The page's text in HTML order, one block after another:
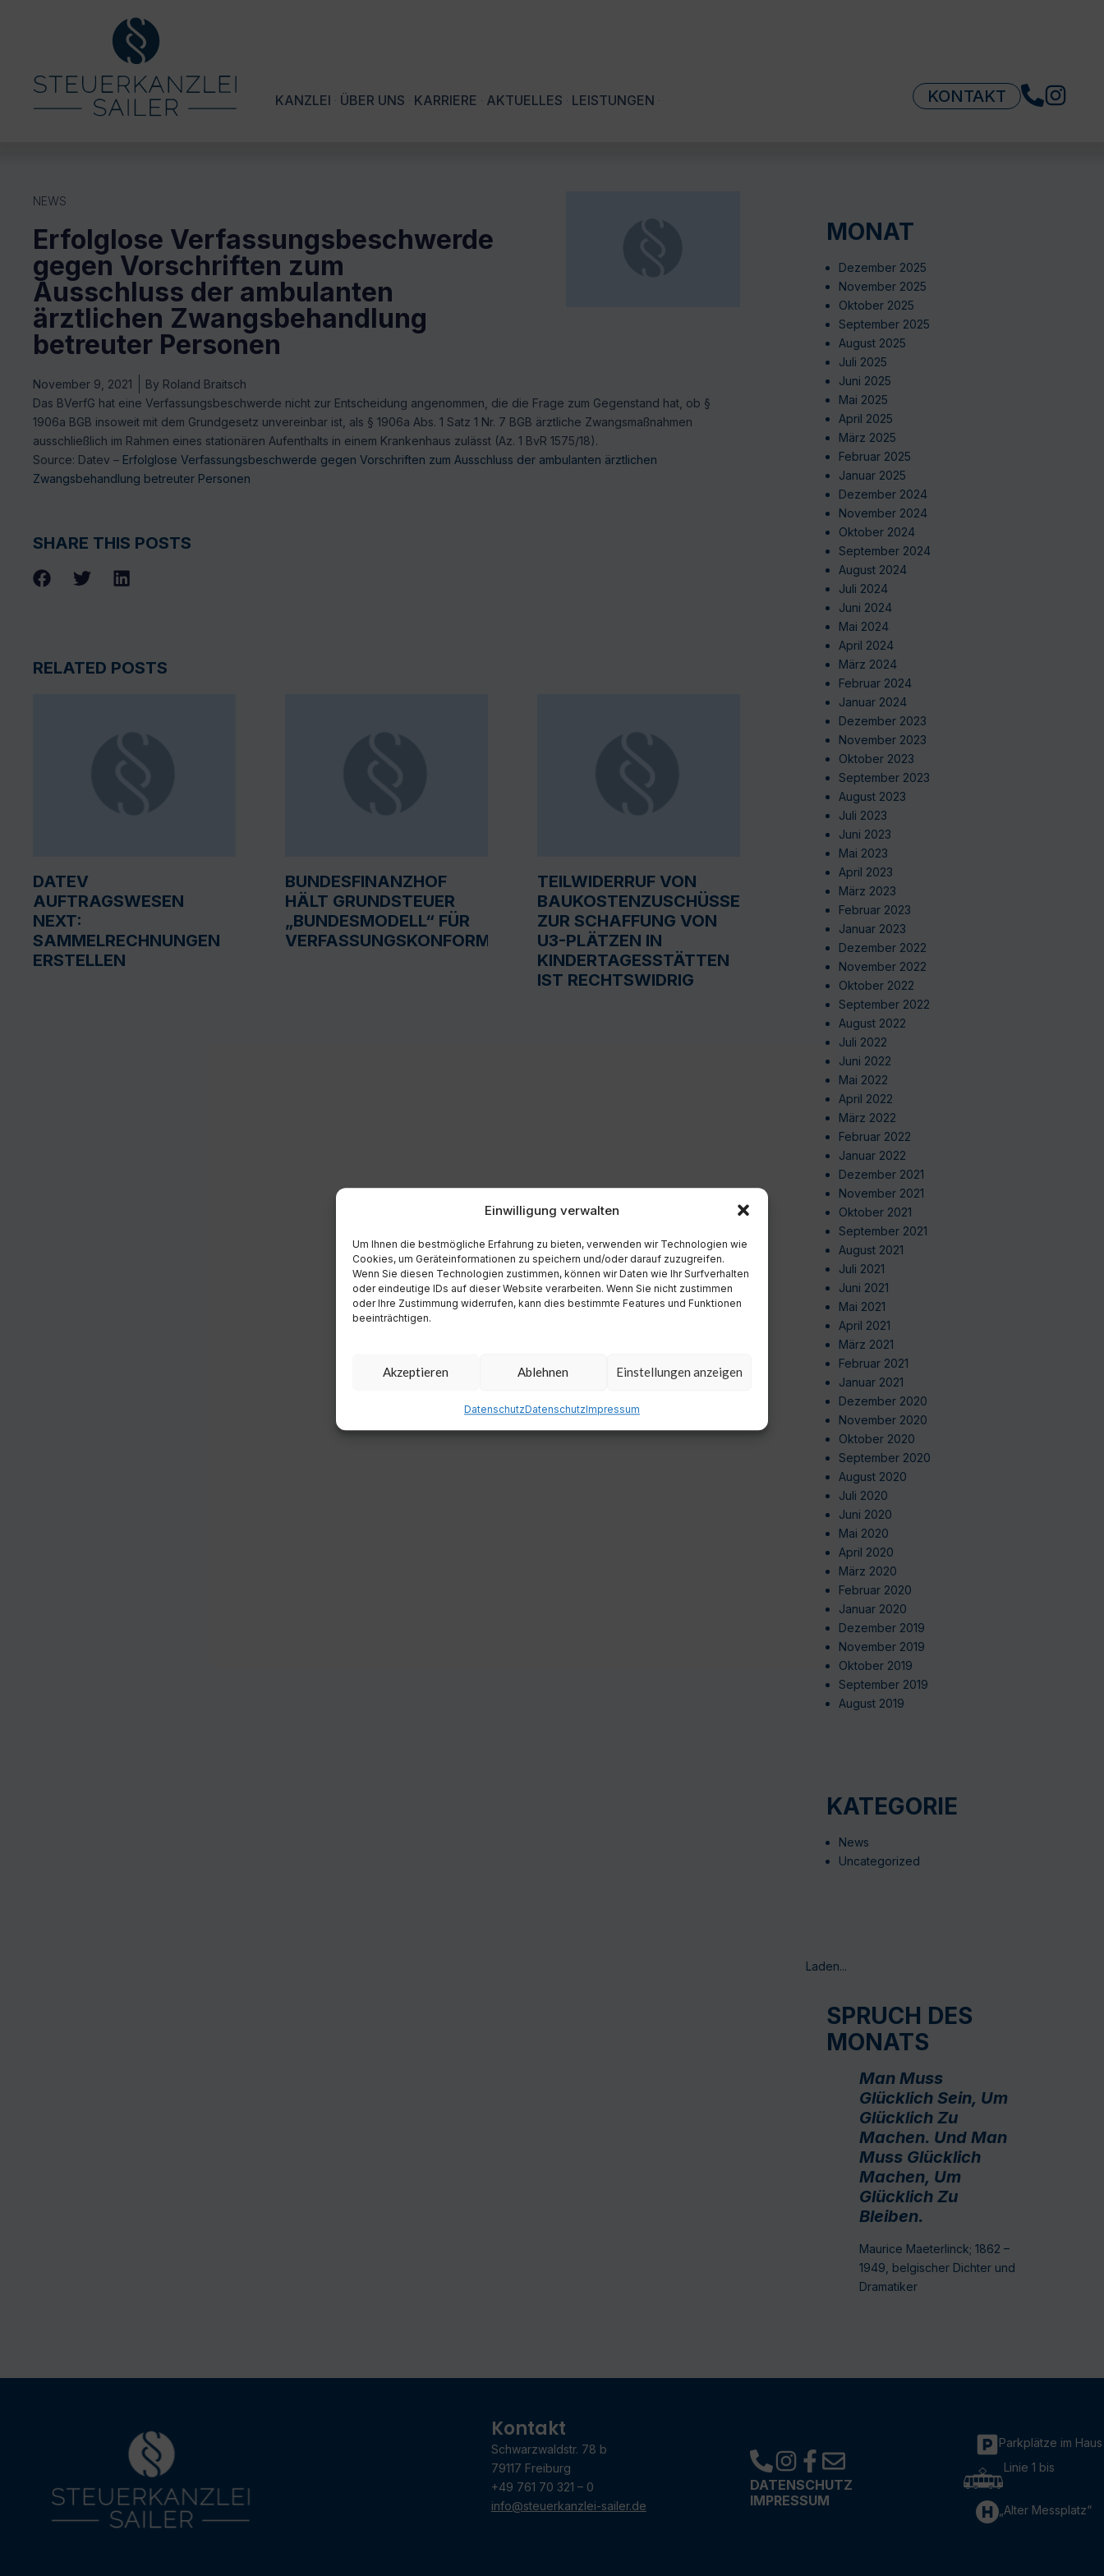
Einwilligung verwalten
Um Ihnen die bestmögliche Erfahrung zu bieten, verwenden wir Technologien wie
Cookies, um Geräteinformationen zu speichern und/oder darauf zuzugreifen.
Wenn Sie diesen Technologien zustimmen, können wir Daten wie Ihr Surfverhalten
oder eindeutige IDs auf dieser Website verarbeiten. Wenn Sie nicht zustimmen
oder Ihre Zustimmung widerrufen, kann dies bestimmte Features und Funktionen
beeinträchtigen.
Akzeptieren Ablehnen Einstellungen anzeigen
DatenschutzDatenschutzImpressum
KANZLEI ÜBER UNS KARRIERE AKTUELLES LEISTUNGEN KONTAKT
NEWS
Erfolglose Verfassungsbeschwerde
gegen Vorschriften zum
Ausschluss der ambulanten
ärztlichen Zwangsbehandlung
betreuter Personen
November 9, 2021 By Roland Braitsch
Das BVerfG hat eine Verfassungsbeschwerde nicht zur Entscheidung angenommen, die die Frage zum Gegenstand hat, ob §
1906a BGB insoweit mit dem Grundgesetz unvereinbar ist, als § 1906a Abs. 1 Satz 1 Nr. 7 BGB ärztliche Zwangsmaßnahmen
ausschließlich im Rahmen eines stationären Aufenthalts in einem Krankenhaus zulässt (Az. 1 BvR 1575/18).
Source: Datev – Erfolglose Verfassungsbeschwerde gegen Vorschriften zum Ausschluss der ambulanten ärztlichen
Zwangsbehandlung betreuter Personen
SHARE THIS POSTS
RELATED POSTS
DATEV
AUFTRAGSWESEN
NEXT:
SAMMELRECHNUNGEN
ERSTELLEN
BUNDESFINANZHOF
HÄLT GRUNDSTEUER
„BUNDESMODELL“ FÜR
VERFASSUNGSKONFORM
TEILWIDERRUF VON
BAUKOSTENZUSCHÜSSEN
ZUR SCHAFFUNG VON
U3-PLÄTZEN IN
KINDERTAGESSTÄTTEN
IST RECHTSWIDRIG
MONAT
Dezember 2025
November 2025
Oktober 2025
September 2025
August 2025
Juli 2025
Juni 2025
Mai 2025
April 2025
März 2025
Februar 2025
Januar 2025
Dezember 2024
November 2024
Oktober 2024
September 2024
August 2024
Juli 2024
Juni 2024
Mai 2024
April 2024
März 2024
Februar 2024
Januar 2024
Dezember 2023
November 2023
Oktober 2023
September 2023
August 2023
Juli 2023
Juni 2023
Mai 2023
April 2023
März 2023
Februar 2023
Januar 2023
Dezember 2022
November 2022
Oktober 2022
September 2022
August 2022
Juli 2022
Juni 2022
Mai 2022
April 2022
März 2022
Februar 2022
Januar 2022
Dezember 2021
November 2021
Oktober 2021
September 2021
August 2021
Juli 2021
Juni 2021
Mai 2021
April 2021
März 2021
Februar 2021
Januar 2021
Dezember 2020
November 2020
Oktober 2020
September 2020
August 2020
Juli 2020
Juni 2020
Mai 2020
April 2020
März 2020
Februar 2020
Januar 2020
Dezember 2019
November 2019
Oktober 2019
September 2019
August 2019
KATEGORIE
News
Uncategorized
Laden...
SPRUCH DES
MONATS
Man Muss
Glücklich Sein, Um
Glücklich Zu
Machen. Und Man
Muss Glücklich
Machen, Um
Glücklich Zu
Bleiben.
Maurice Maeterlinck; 1862 –
1949, belgischer Dichter und
Dramatiker
Kontakt
Schwarzwaldstr. 78 b
79117 Freiburg
+49 761 70 321 – 0
info@steuerkanzlei-sailer.de
DATENSCHUTZ
IMPRESSUM
Parkplätze im Haus
Linie 1 bis
„Alter Messplatz“